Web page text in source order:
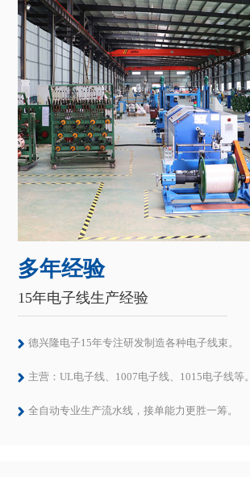
多年经验
15年电子线生产经验
德兴隆电子15年专注研发制造各种电子线束。
主营：UL电子线、1007电子线、1015电子线等。
全自动专业生产流水线，接单能力更胜一筹。